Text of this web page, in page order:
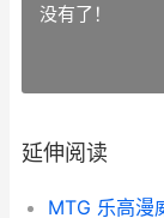
没有了！
延伸阅读